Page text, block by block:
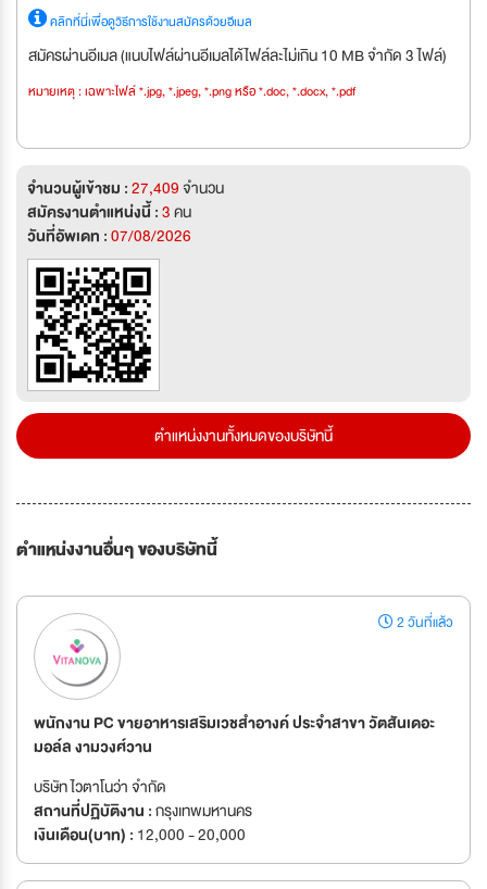
คลิกที่นี่เพื่อดูวิธีการใช้งานสมัครด้วยอีเมล
สมัครผ่านอีเมล (แนบไฟล์ผ่านอีเมลได้ไฟล์ละไม่เกิน 10 MB จำกัด 3 ไฟล์)
หมายเหตุ : เฉพาะไฟล์ *.jpg, *.jpeg, *.png หรือ *.doc, *.docx, *.pdf
จำนวนผู้เข้าชม :27,409จำนวน
สมัครงานตำแหน่งนี้ :3คน
วันที่อัพเดท :07/08/2026
ตำแหน่งงานทั้งหมดของบริษัทนี้
ตำแหน่งงานอื่นๆ ของบริษัทนี้
2 วันที่แล้ว
พนักงาน PC ขายอาหารเสริมเวชสำอางค์ ประจำสาขา วัตสันเดอะ
มอล์ล งามวงศ์วาน
บริษัท ไวตาโนว่า จำกัด
สถานที่ปฏิบัติงาน :กรุงเทพมหานคร
เงินเดือน(บาท) : 12,000 - 20,000